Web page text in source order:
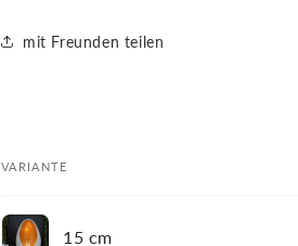
mit Freunden teilen
Dein
Warenkorb
VARIANTE
15 cm